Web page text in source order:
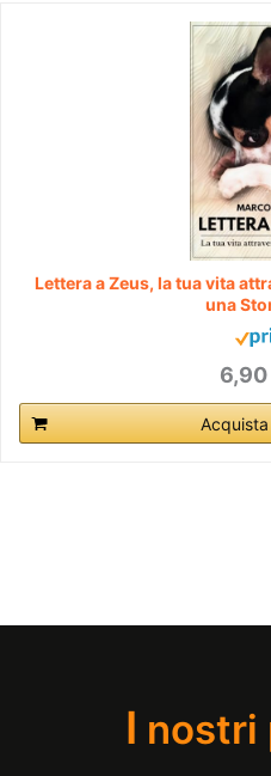
Lettera a Zeus, la tua vita
una
6,90
I nostri